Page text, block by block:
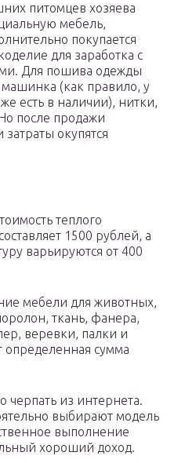
питомцев хозяева
мебель,
покупается
для заработка с
Для пошива одежды
(как правило, у
есть в наличии), нитки,
после продажи
окупятся
теплого
1500 рублей, а
варьируются от 400
мебели для животных,
ткань, фанера,
веревки, палки и
определенная сумма
черпать из интернета.
выбирают модель
выполнение
хороший доход.